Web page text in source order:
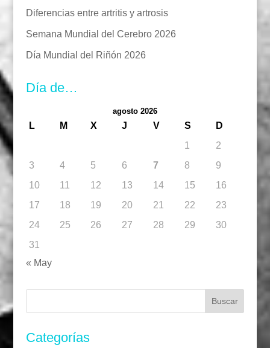
Diferencias entre artritis y artrosis
Semana Mundial del Cerebro 2026
Día Mundial del Riñón 2026
Día de…
agosto 2026
L M X J V S
D
1
2
3
4 5 6 7 8
9
10
11 12 13 14 15
16
17
18 19 20 21 22
23
24
25 26 27 28 29
30
31
« May
Categorías